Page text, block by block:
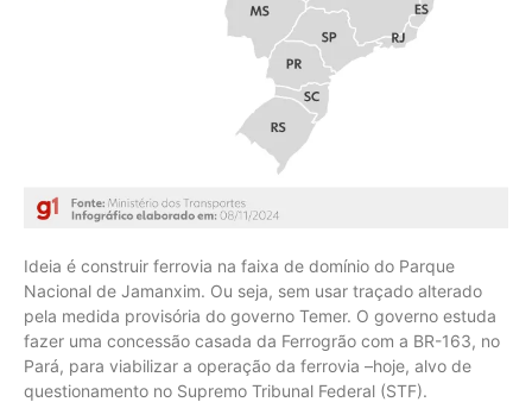
Ideia é construir ferrovia na faixa de domínio do Parque
Nacional de Jamanxim. Ou seja, sem usar traçado alterado
pela medida provisória do governo Temer. O governo estuda
fazer uma concessão casada da Ferrogrão com a BR-163, no
Pará, para viabilizar a operação da ferrovia –hoje, alvo de
questionamento no Supremo Tribunal Federal (STF).